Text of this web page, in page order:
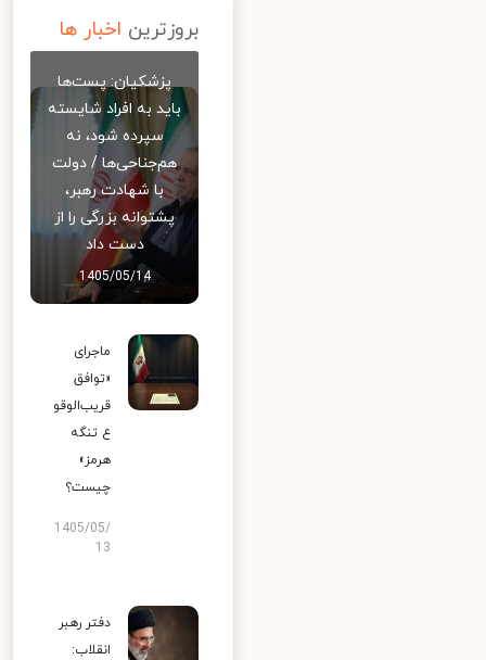
بروزترین اخبار ها
پزشکیان: پست‌ها
باید به افراد شایسته
سپرده شود، نه
هم‌جناحی‌ها / دولت
با شهادت رهبر،
پشتوانه بزرگی را از
دست داد
1405/05/14
ماجرای
«توافق
قریب‌الوقو
ع تنگه
هرمز»
چیست؟
1405/05/
13
دفتر رهبر
انقلاب: